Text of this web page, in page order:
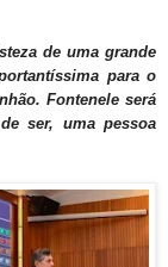
de uma grande
para o
Fontenele será
ser, uma pessoa